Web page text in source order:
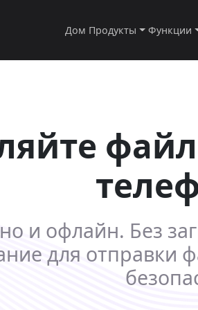
Дом Продукты Функции
и офлайн. Без
для отправки